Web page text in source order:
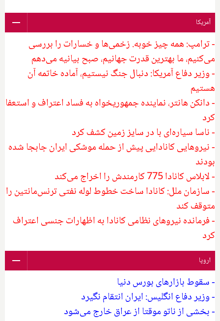
آمریکا
- ترامپ: همه چیز خوبه. زخمی‌ها و خسارات را بررسی
می‌کنیم، ما بهترین قدرت جهانیم، صبح بیانیه می‌دهم
- وزیر دفاع آمریکا: دنبال جنگ نیستیم، آماده خاتمه آن
هستیم
- دانکن هانتر، نماینده جمهوریخواه به فساد اعتراف و استعفا
کرد
- ناسا سیاره‌ای با در سایز زمین کشف کرد
- نیروهایی کانادایی پیش از حمله موشکی ایران جابجا شده
بودند
- لابلاس کانادا 775 کارمندش را اخراج می‌کند
- سازمان ملل: کانادا ساخت خطوط لوله نفتی ترنس‌مانتین را
متوقف کند
- فرمانده نیروهای نظامی کانادا به اظهارات جنسی اعتراف
کرد
اروپا
- سقوط بازارهای بورس دنیا
- وزیر دفاع انگلیس: ایران انتقام نگیرد
- بخشی از ناتو موقتا از عراق خارج می‌شود